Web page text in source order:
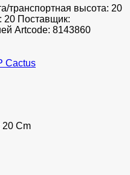
транспортная высота: 20
20 Поставщик:
Artcode: 8143860
Cactus
20 Cm